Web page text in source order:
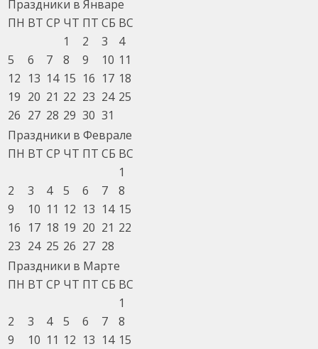
Праздники в Январе
ПН ВТ СР ЧТ ПТ СБ ВС
1
2 3
4
5
6 7 8 9 10 11
12 13 14 15 16 17 18
19 20 21 22 23 24 25
26 27 28 29 30 31
Праздники в Феврале
ПН ВТ СР ЧТ ПТ СБ ВС
1
2
3 4 5 6 7
8
9
10 11 12 13 14 15
16 17 18 19 20 21 22
23 24 25 26 27 28
Праздники в Марте
ПН ВТ СР ЧТ ПТ СБ ВС
1
2
3 4 5 6 7
8
9
10 11 12 13 14 15